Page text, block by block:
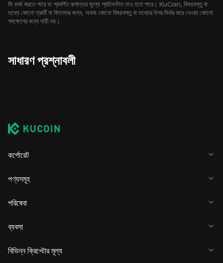
ফি চার্জ করতে পারে যা প্রদর্শিত রূপান্তর মূল্যে প্রতিফলিত নাও হতে পারে। KuCoin, বিষয়বস্তু বা
তথ্যে কোনো ত্রুটি বা বিলম্বের জন্য, অথবা কোনো বিষয়বস্তু বা তথ্যের উপর নির্ভর করে নেওয়া কোনো
পদক্ষেপের জন্য দায়ী নয়।
সাধারণ প্রশ্নাবলী
কর্পোরেট
পণ্যসমূহ
পরিষেবা
ব্যবসা
বিভিন্ন ক্রিপ্টোর মূল্য